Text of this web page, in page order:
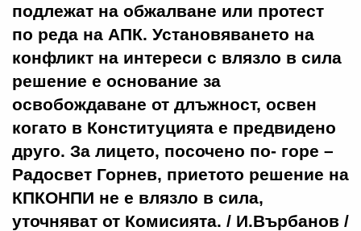
подлежат на обжалване или протест
по реда на АПК. Установяването на
конфликт на интереси с влязло в сила
решение е основание за
освобождаване от длъжност, освен
когато в Конституцията е предвидено
друго. За лицето, посочено по- горе –
Радосвет Горнев, приетото решение на
КПКОНПИ не е влязло в сила,
уточняват от Комисията. / И.Върбанов /